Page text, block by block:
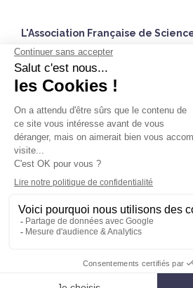
L'Association Française de
27 rue Saint Guillaume
75337 Paris Cedex 07 France
Accueil
Twitter
Nous contacter
Espace Adhérent.e
Nous utilisons des cookies pour vous
nous considérerons que vous acceptez